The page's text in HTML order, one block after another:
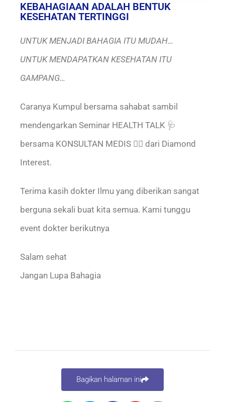
KEBAHAGIAAN ADALAH BENTUK
KESEHATAN TERTINGGI
UNTUK MENJADI BAHAGIA ITU MUDAH…
UNTUK MENDAPATKAN KESEHATAN ITU
GAMPANG…
Caranya Kumpul bersama sahabat sambil
mendengarkan Seminar HEALTH TALK 🩺
bersama KONSULTAN MEDIS 👩‍⚕ dari Diamond
Interest.
Terima kasih dokter Ilmu yang diberikan sangat
berguna sekali buat kita semua. Kami tunggu
event dokter berikutnya
Salam sehat
Jangan Lupa Bahagia
Bagikan halaman ini